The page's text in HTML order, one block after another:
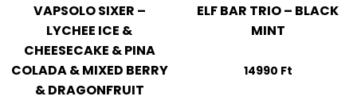
VAPSOLO SIXER –
LYCHEE ICE &
CHEESECAKE & PINA
COLADA & MIXED BERRY
& DRAGONFRUIT
ELF BAR TRIO – BLACK
MINT
14990 Ft